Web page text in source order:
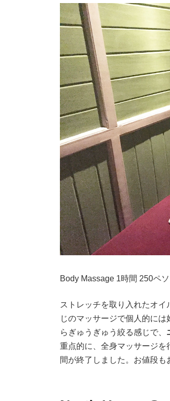
Body Massage 1時間 250ペ
ストレッチを取り入れたオ
じのマッサージで個人的に
らぎゅうぎゅう絞る感じで、
重点的に、全身マッサージ
間が終了しました。お値段も